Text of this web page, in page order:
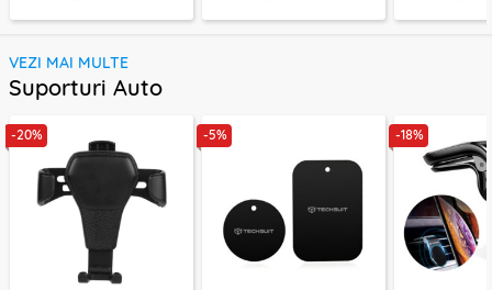
VEZI MAI MULTE
Suporturi Auto
-20% -5% -18%